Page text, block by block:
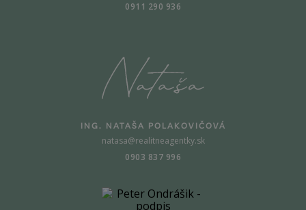
0911 290 936
ING. NATAŠA POLAKOVIČOVÁ
natasa@realitneagentky.sk
0903 837 996